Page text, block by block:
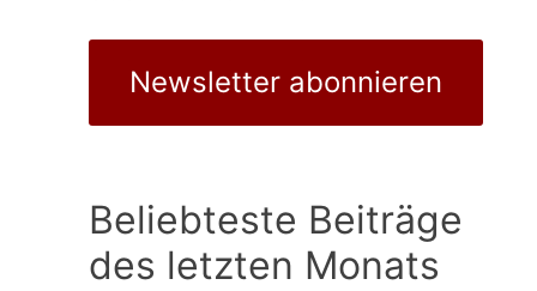
Newsletter abonnieren
Beliebteste Beiträge
des letzten Monats